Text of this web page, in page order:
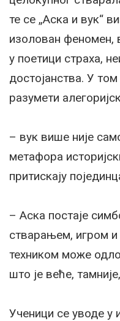
те се „Аска и вук“
изолован феномен,
у поетици страха,
достојанства. У
разумети
– вук више није
метафора
притискају
– Аска постаје
стварањем, игром
техником може
што је веће,
Ученици се уводе у